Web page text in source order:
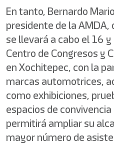
En tanto, Bernardo
presidente de la
se llevará a cabo el 16
Centro de Congresos y
en Xochitepec, con la
marcas automotrices,
como exhibiciones,
espacios de
permitirá ampliar su
mayor número de